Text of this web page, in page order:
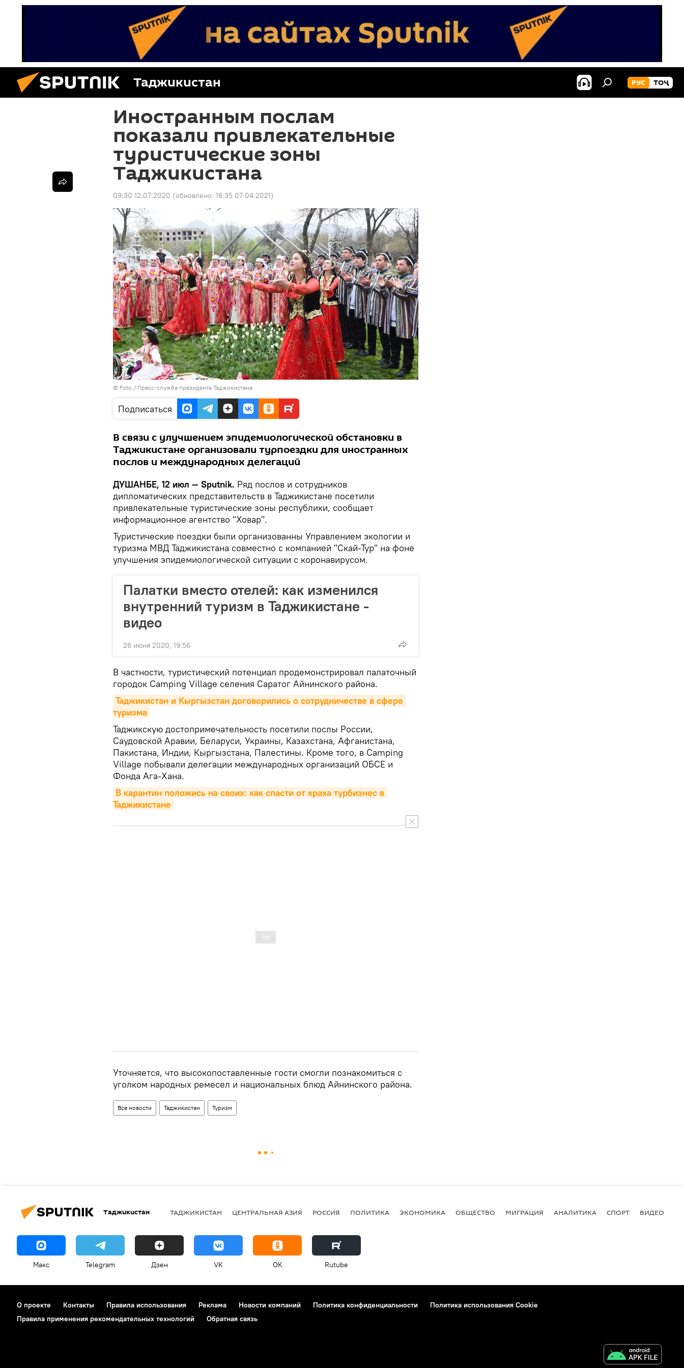
Таджикистан РУС ТОҶ
Иностранным послам
показали привлекательные
туристические зоны
Таджикистана
09:30 12.07.2020 (обновлено: 16:35 07.04.2021)
© Foto / Пресс-служба президента Таджикистана
Подписаться
В связи с улучшением эпидемиологической обстановки в
Таджикистане организовали турпоездки для иностранных
послов и международных делегаций
ДУШАНБЕ, 12 июл — Sputnik. Ряд послов и сотрудников
дипломатических представительств в Таджикистане посетили
привлекательные туристические зоны республики, сообщает
информационное агентство "Ховар".
Туристические поездки были организованны Управлением экологии и
туризма МВД Таджикистана совместно с компанией "Скай-Тур" на фоне
улучшения эпидемиологической ситуации с коронавирусом.
Палатки вместо отелей: как изменился
внутренний туризм в Таджикистане -
видео
26 июня 2020, 19:56
В частности, туристический потенциал продемонстрировал палаточный
городок Camping Villagе селения Саратог Айнинского района.
Таджикистан и Кыргызстан договорились о сотрудничестве в сфере
туризма
Таджикскую достопримечательность посетили послы России,
Саудовской Аравии, Беларуси, Украины, Казахстана, Афганистана,
Пакистана, Индии, Кыргызстана, Палестины. Кроме того, в Camping
Villagе побывали делегации международных организаций ОБСЕ и
Фонда Ага-Хана.
В карантин положись на своих: как спасти от краха турбизнес в
Таджикистане
Уточняется, что высокопоставленные гости смогли познакомиться с
уголком народных ремесел и национальных блюд Айнинского района.
Все новости Таджикистан Туризм
Таджикистан ТАДЖИКИСТАН ЦЕНТРАЛЬНАЯ АЗИЯ РОССИЯ ПОЛИТИКА ЭКОНОМИКА ОБЩЕСТВО МИГРАЦИЯ АНАЛИТИКА СПОРТ ВИДЕО
Макс Telegram Дзен VK OK Rutube
О проекте Контакты Правила использования Реклама Новости компаний Политика конфиденциальности
Политика использования Cookie
Правила применения рекомендательных технологий
Обратная связь